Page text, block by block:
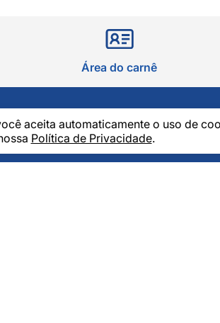
aceita automaticamente o uso de
Política de Privacidade.
Área do carnê